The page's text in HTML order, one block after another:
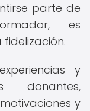
parte de
es
y
donantes,
y